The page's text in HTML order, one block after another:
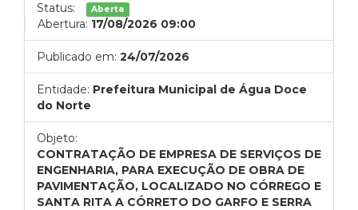
Status: Aberta
Abertura: 17/08/2026 09:00
Publicado em: 24/07/2026
Entidade: Prefeitura Municipal de Água Doce
do Norte
Objeto:
CONTRATAÇÃO DE EMPRESA DE SERVIÇOS DE
ENGENHARIA, PARA EXECUÇÃO DE OBRA DE
PAVIMENTAÇÃO, LOCALIZADO NO CÓRREGO E
SANTA RITA A CÓRRETO DO GARFO E SERRA